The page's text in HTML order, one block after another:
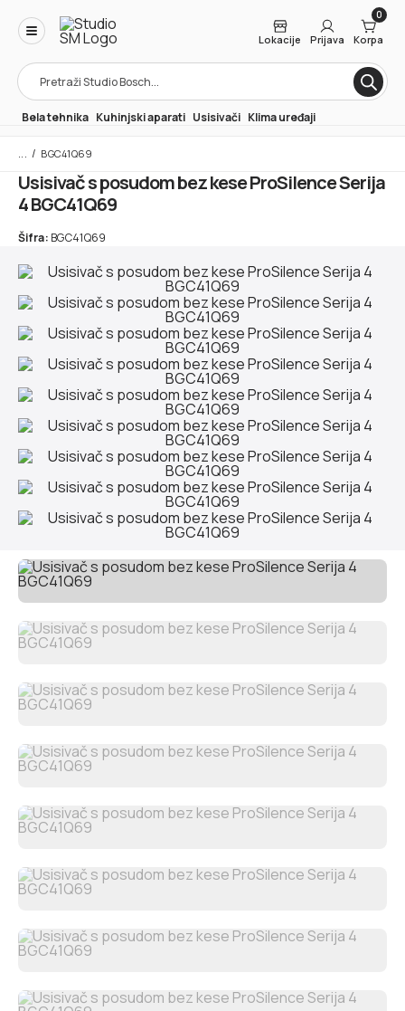
Products
search
Lokacije Prijava
0
Korpa
Bela tehnika Kuhinjski aparati Usisivači Klima uređaji
/ BGC41Q69
Usisivač s posudom bez kese ProSilence Serija
4 BGC41Q69
Šifra: BGC41Q69